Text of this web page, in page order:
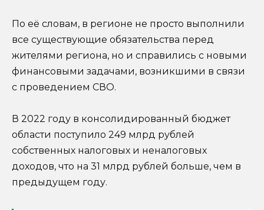
По её словам, в регионе не просто выполнили
все существующие обязательства перед
жителями региона, но и справились с новыми
финансовыми задачами, возникшими в связи
с проведением СВО.
В 2022 году в консолидированный бюджет
области поступило 249 млрд рублей
собственных налоговых и неналоговых
доходов, что на 31 млрд рублей больше, чем в
предыдущем году.